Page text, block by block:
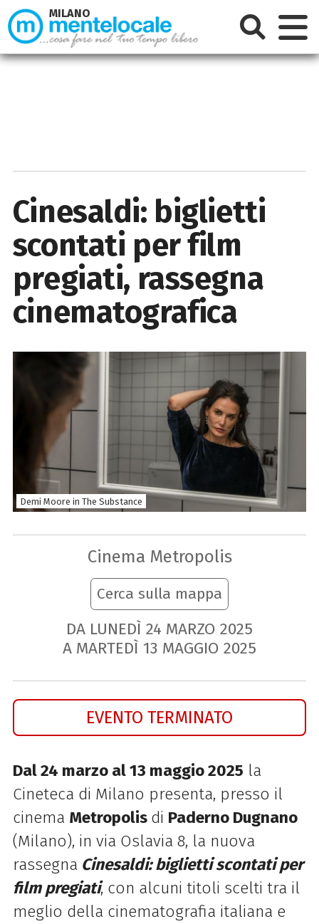
Cinesaldi: biglietti
scontati per film
pregiati, rassegna
cinematografica
Demi Moore in The Substance
Cinema Metropolis
Cerca sulla mappa
DA LUNEDÌ 24 MARZO 2025
A MARTEDÌ 13 MAGGIO 2025
EVENTO TERMINATO
Dal 24 marzo al 13 maggio 2025 la
Cineteca di Milano presenta, presso il
cinema Metropolis di Paderno Dugnano
(Milano), in via Oslavia 8, la nuova
rassegna Cinesaldi: biglietti scontati per
film pregiati, con alcuni titoli scelti tra il
meglio della cinematografia italiana e
MILANO